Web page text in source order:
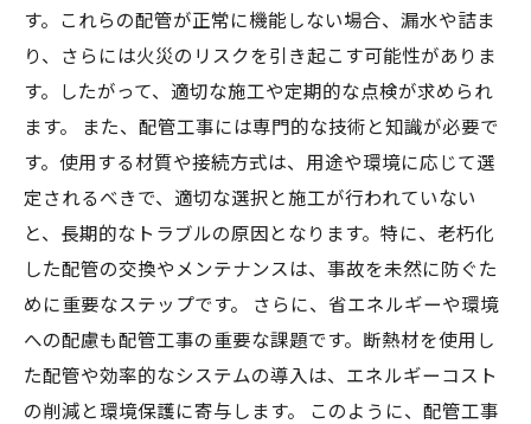
す。これらの配管が正常に機能しない場合、漏水や詰ま
り、さらには火災のリスクを引き起こす可能性がありま
す。したがって、適切な施工や定期的な点検が求められ
ます。 また、配管工事には専門的な技術と知識が必要で
す。使用する材質や接続方式は、用途や環境に応じて選
定されるべきで、適切な選択と施工が行われていない
と、長期的なトラブルの原因となります。特に、老朽化
した配管の交換やメンテナンスは、事故を未然に防ぐた
めに重要なステップです。 さらに、省エネルギーや環境
への配慮も配管工事の重要な課題です。断熱材を使用し
た配管や効率的なシステムの導入は、エネルギーコスト
の削減と環境保護に寄与します。 このように、配管工事